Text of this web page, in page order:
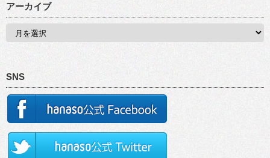
アーカイブ
SNS